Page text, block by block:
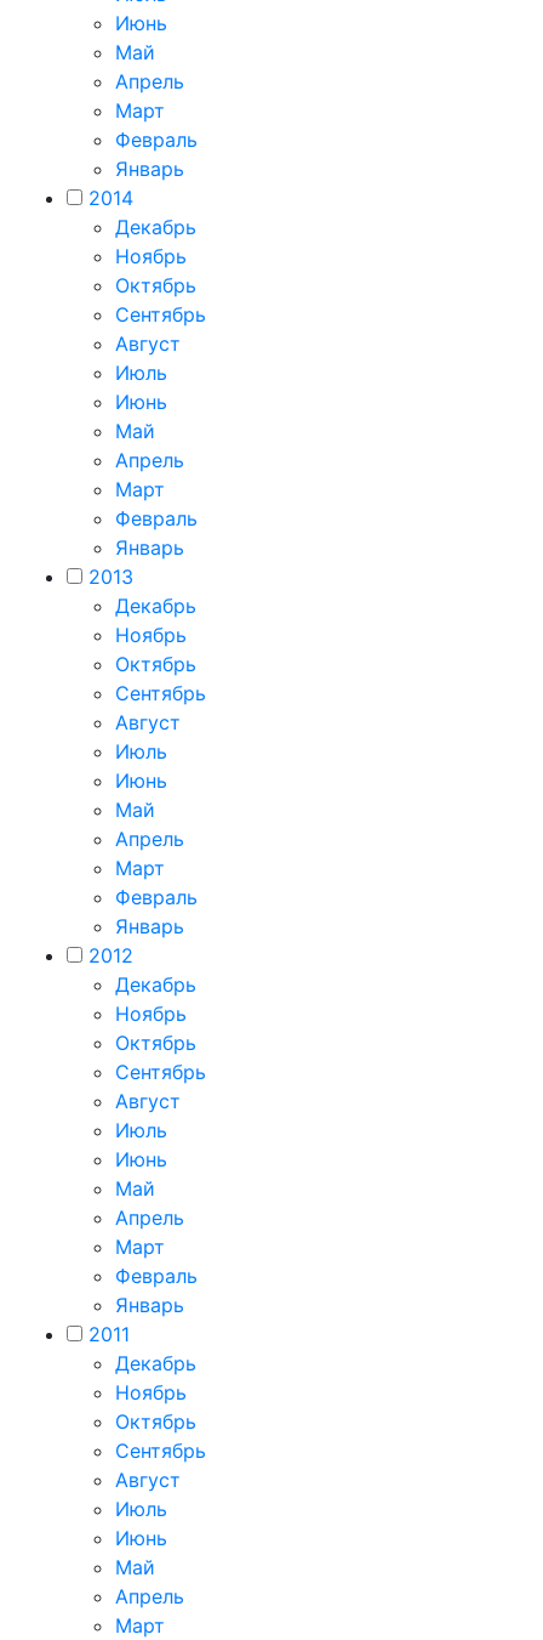
Июнь
Май
Апрель
Март
Февраль
Январь
2014
Декабрь
Ноябрь
Октябрь
Сентябрь
Август
Июль
Июнь
Май
Апрель
Март
Февраль
Январь
2013
Декабрь
Ноябрь
Октябрь
Сентябрь
Август
Июль
Июнь
Май
Апрель
Март
Февраль
Январь
2012
Декабрь
Ноябрь
Октябрь
Сентябрь
Август
Июль
Июнь
Май
Апрель
Март
Февраль
Январь
2011
Декабрь
Ноябрь
Октябрь
Сентябрь
Август
Июль
Июнь
Май
Апрель
Март